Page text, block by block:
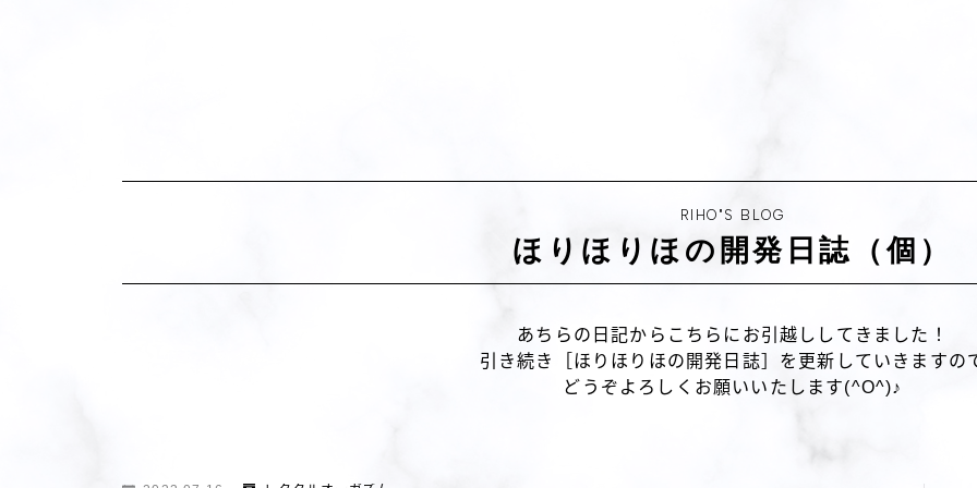
RIHO"S BLOG
ほりほりほの開発日誌（個）
あちらの日記からこちらにお引越ししてきました！
引き続き［ほりほりほの開発日誌］を更新していきますの
どうぞよろしくお願いいたします(^O^)♪